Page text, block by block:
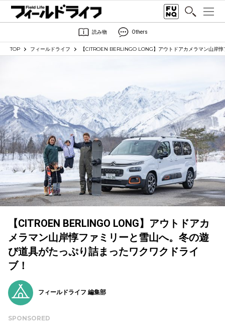
読み物 Others
TOP フィールドライフ 【CITROEN BERLINGO LONG】アウトドアカメラマン山岸
【CITROEN BERLINGO LONG】アウトドアカ
メラマン山岸惇ファミリーと雪山へ。冬の遊
び道具がたっぷり詰まったワクワクドライ
ブ！
フィールドライフ 編集部
SPONSORED